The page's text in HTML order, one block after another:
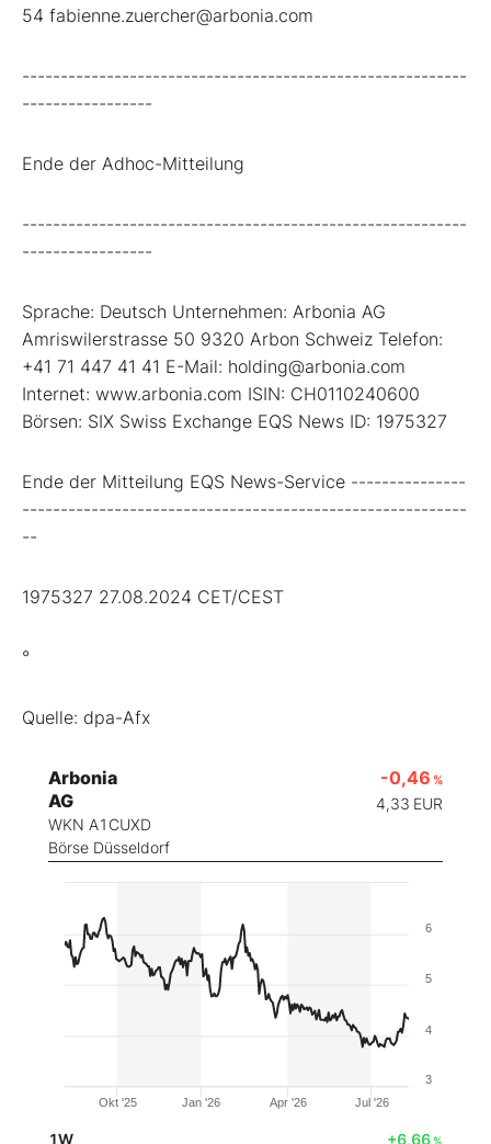
54 fabienne.zuercher@arbonia.com
----------------------------------------------------------
-----------------
Ende der Adhoc-Mitteilung
----------------------------------------------------------
-----------------
Sprache: Deutsch Unternehmen: Arbonia AG
Amriswilerstrasse 50 9320 Arbon Schweiz Telefon:
+41 71 447 41 41 E-Mail: holding@arbonia.com
Internet: www.arbonia.com ISIN: CH0110240600
Börsen: SIX Swiss Exchange EQS News ID: 1975327
Ende der Mitteilung EQS News-Service ---------------
----------------------------------------------------------
--
1975327 27.08.2024 CET/CEST
°
Quelle: dpa-Afx
Arbonia
AG
WKN A1CUXD
Börse Düsseldorf
-0,46 %
4,33 EUR
Okt '25 Jan '26 Apr '26 Jul '26
3
4
5
6
1W +6,66%